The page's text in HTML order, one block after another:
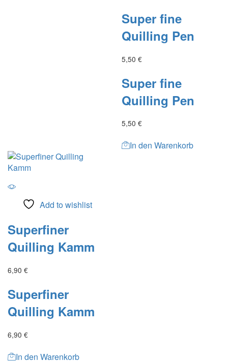
Super fine
Quilling Pen
5,50 €
Super fine
Quilling Pen
5,50 €
In den Warenkorb
Add to wishlist
Superfiner
Quilling Kamm
6,90 €
Superfiner
Quilling Kamm
6,90 €
In den Warenkorb